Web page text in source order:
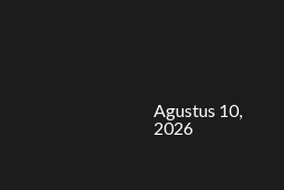
Agustus 10,
2026